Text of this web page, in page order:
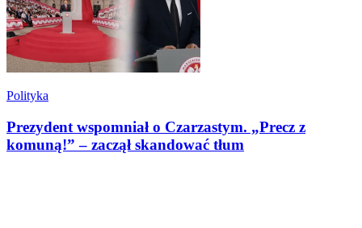
Polityka
Prezydent wspomniał o Czarzastym. „Precz z
komuną!” – zaczął skandować tłum